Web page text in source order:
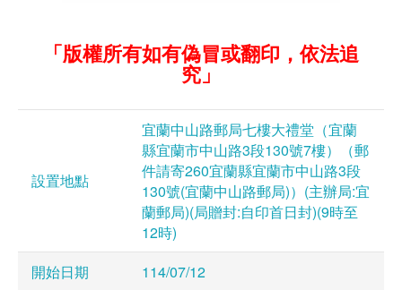
「版權所有如有偽冒或翻印，依法追
究」
設置地點
宜蘭中山路郵局七樓大禮堂（宜蘭
縣宜蘭市中山路3段130號7樓）（郵
件請寄260宜蘭縣宜蘭市中山路3段
130號(宜蘭中山路郵局)）(主辦局:宜
蘭郵局)(局贈封:自印首日封)(9時至
12時)
開始日期
114/07/12